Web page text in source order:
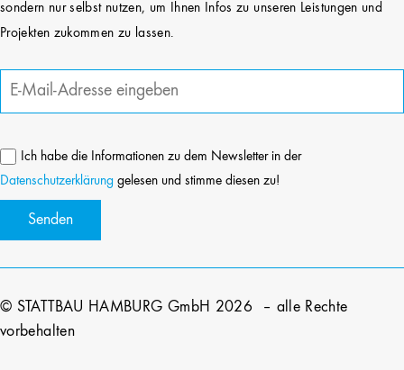
sondern nur selbst nutzen, um Ihnen Infos zu unseren Leistungen und
Projekten zukommen zu lassen.
Ich habe die Informationen zu dem Newsletter in der
Datenschutzerklärung gelesen und stimme diesen zu!
© STATTBAU HAMBURG GmbH 2026 – alle Rechte
vorbehalten